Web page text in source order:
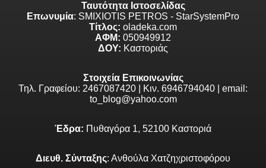
Ταυτότητα Ιστοσελίδας
Επωνυμία: SMIXIOTIS PETROS - StarSystemPro
Τίτλος: oladeka.com
ΑΦΜ: 050949912
ΔΟΥ: Καστοριάς
Στοιχεία Επικοινωνίας
Τηλ. Γραφείου: 2467087420 | Κιν. 6946794040 | email:
to_blog@yahoo.com
Έδρα: Πυθαγόρα 1, 52100 Καστοριά
Διευθ. Σύνταξης: Ανθούλα Χατζηχριστοφόρου